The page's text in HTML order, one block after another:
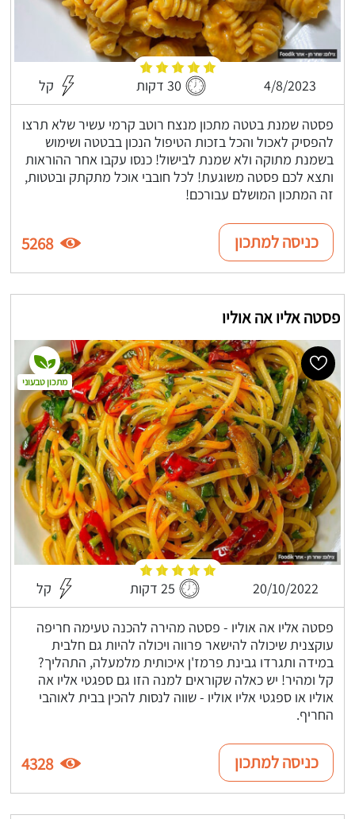
4/8/2023 30 דקות קל
פסטה שמנת בטטה מתכון מנצח רוטב קרמי עשיר שלא תרצו
להפסיק לאכול והכל בזכות הטיפול הנכון בבטטה ושימוש
בשמנת מתוקה ולא שמנת לבישול! כנסו עקבו אחר ההוראות
ותצא לכם פסטה משוגעת! לכל חובבי אוכל מתקתק ובטטות,
זה המתכון המושלם עבורכם!
כניסה למתכון 5268
פסטה אליו אה אוליו
20/10/2022 25 דקות קל
פסטה אליו אה אוליו - פסטה מהירה להכנה טעימה חריפה
עוקצנית שיכולה להישאר פרווה ויכולה להיות גם חלבית
במידה ותגרדו גבינת פרמז'ן איכותית מלמעלה, התהליך?
קל ומהיר! יש כאלה שקוראים למנה הזו גם ספגטי אליו אה
אוליו או ספגטי אליו אוליו - שווה לנסות להכין בבית לאוהבי
החריף.
מתכון טבעוני
כניסה למתכון 4328